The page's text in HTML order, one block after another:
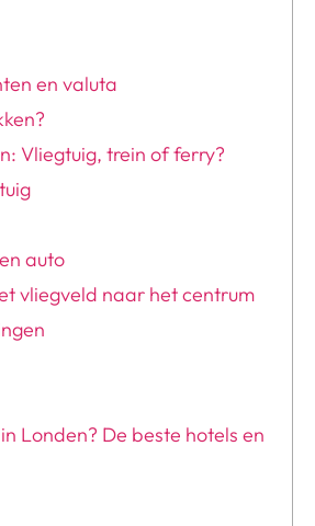
en valuta
Vliegtuig, trein of ferry?
auto
vliegveld naar het centrum
Londen? De beste hotels en